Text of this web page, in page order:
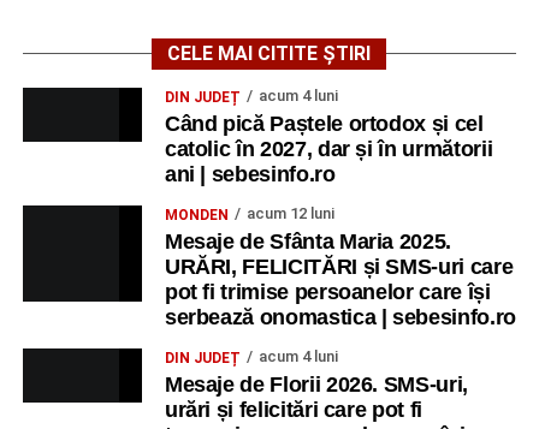
CELE MAI CITITE ȘTIRI
DIN JUDEȚ acum 4 luni
Când pică Paștele ortodox și cel
catolic în 2027, dar și în următorii
ani | sebesinfo.ro
MONDEN acum 12 luni
Mesaje de Sfânta Maria 2025.
URĂRI, FELICITĂRI și SMS-uri care
pot fi trimise persoanelor care își
serbează onomastica | sebesinfo.ro
DIN JUDEȚ acum 4 luni
Mesaje de Florii 2026. SMS-uri,
urări și felicitări care pot fi